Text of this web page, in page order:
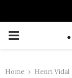
PRIMARY
Home Henri Vidal